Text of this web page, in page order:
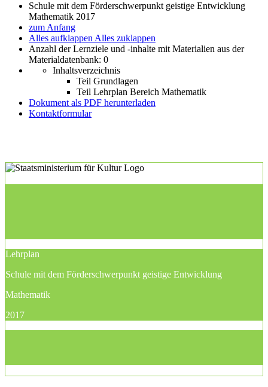
Schule mit dem Förderschwerpunkt geistige Entwicklung
Mathematik 2017
zum Anfang
Alles aufklappen Alles zuklappen
Anzahl der Lernziele und -inhalte mit Materialien aus der
Materialdatenbank: 0
Inhaltsverzeichnis
Teil Grundlagen
Teil Lehrplan Bereich Mathematik
Dokument als PDF herunterladen
Kontaktformular
Lehrplan
Schule mit dem Förderschwerpunkt geistige Entwicklung
Mathematik
2017